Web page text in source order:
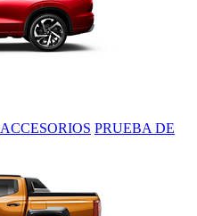
ACCESORIOS PRUEBA DE